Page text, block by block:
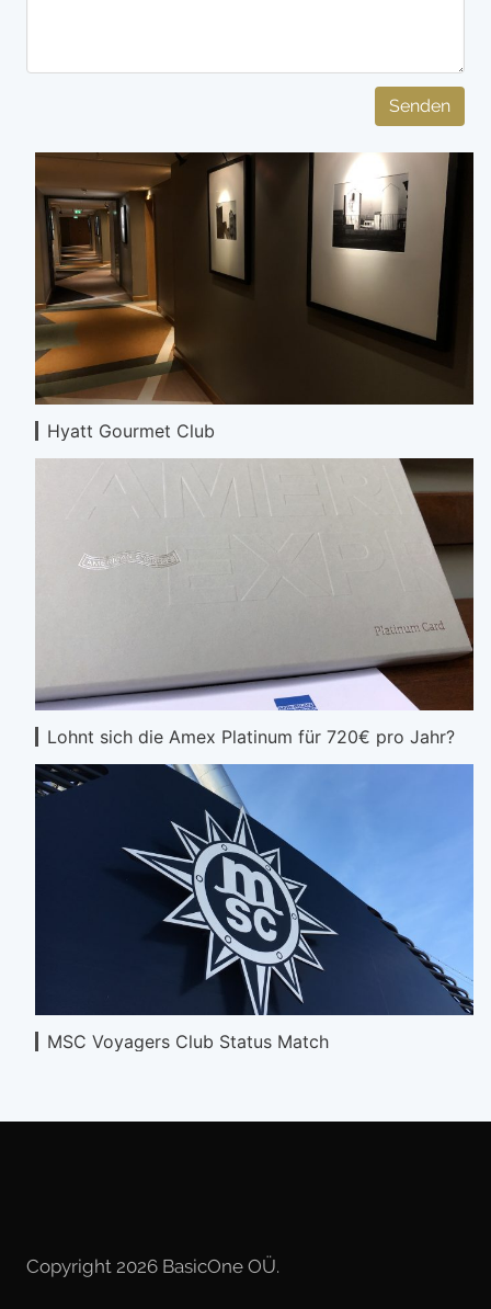
Senden
Hyatt Gourmet Club
Lohnt sich die Amex Platinum für 720€ pro Jahr?
MSC Voyagers Club Status Match
Copyright 2026 BasicOne OÜ.